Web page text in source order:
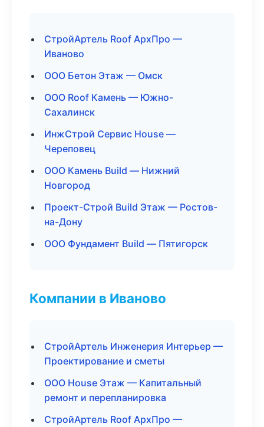
СтройАртель Roof АрхПро —
Иваново
ООО Бетон Этаж — Омск
ООО Roof Камень — Южно-
Сахалинск
ИнжСтрой Сервис House —
Череповец
ООО Камень Build — Нижний
Новгород
Проект-Строй Build Этаж — Ростов-
на-Дону
ООО Фундамент Build — Пятигорск
Компании в Иваново
СтройАртель Инженерия Интерьер —
Проектирование и сметы
ООО House Этаж — Капитальный
ремонт и перепланировка
СтройАртель Roof АрхПро —